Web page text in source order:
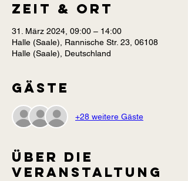
Zeit & Ort
31. März 2024, 09:00 – 14:00
Halle (Saale), Rannische Str. 23, 06108
Halle (Saale), Deutschland
Gäste
+28 weitere Gäste
Über die
Veranstaltung